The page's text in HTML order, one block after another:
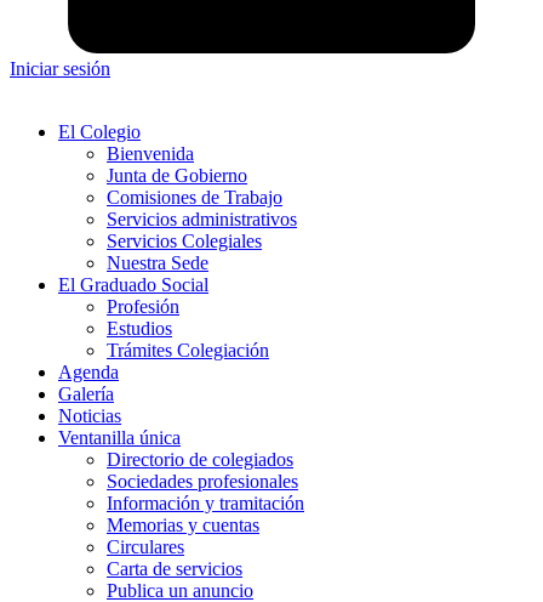
Iniciar sesión
El Colegio
Bienvenida
Junta de Gobierno
Comisiones de Trabajo
Servicios administrativos
Servicios Colegiales
Nuestra Sede
El Graduado Social
Profesión
Estudios
Trámites Colegiación
Agenda
Galería
Noticias
Ventanilla única
Directorio de colegiados
Sociedades profesionales
Información y tramitación
Memorias y cuentas
Circulares
Carta de servicios
Publica un anuncio